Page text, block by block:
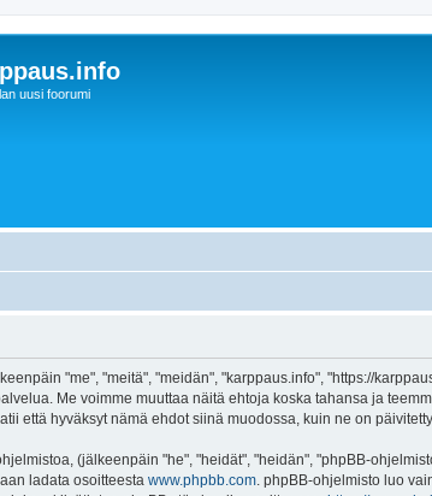
uusi foorumi
"me", "meitä", "meidän", "karppaus.info", "https://
Me voimme muuttaa näitä ehtoja koska tahansa ja
että hyväksyt nämä ehdot siinä muodossa, kuin ne on
(jälkeenpäin "he", "heidät", "heidän", "phpBB-
ladata osoitteesta www.phpbb.com. phpBB-ohjelmisto luo